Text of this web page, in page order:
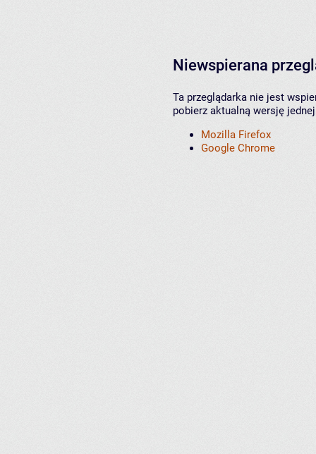
Niewspierana
Ta przeglądarka nie jest
pobierz aktualną wersję
Mozilla Firefox
Google Chrome